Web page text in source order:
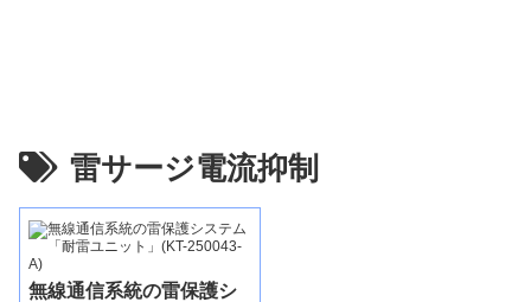
雷サージ電流抑制
無線通信系統の雷保護シ